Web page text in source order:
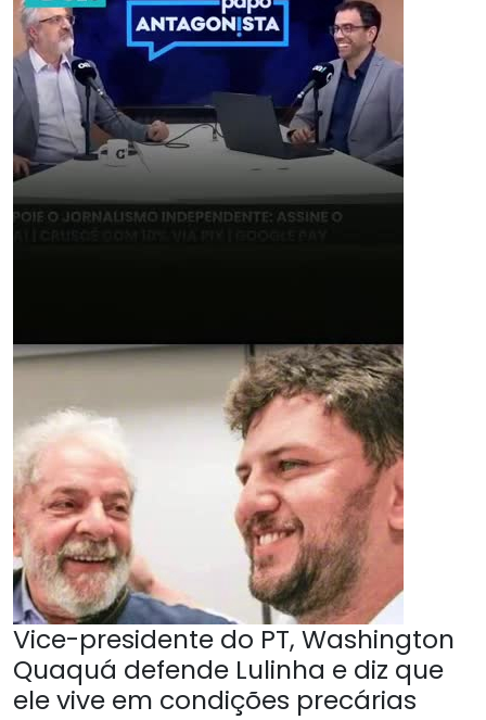
Vice-presidente do PT, Washington
Quaquá defende Lulinha e diz que
ele vive em condições precárias